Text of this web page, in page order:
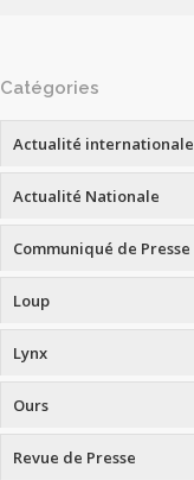
Catégories
Actualité internationale
Actualité Nationale
Communiqué de Presse
Loup
Lynx
Ours
Revue de Presse